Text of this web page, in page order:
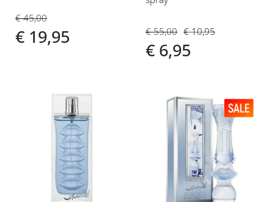
€ 45,00
€ 19,95 € 55,00
€ 6,95
€ 10,95
Voeg
verlanglijst
Voeg
verlanglijst